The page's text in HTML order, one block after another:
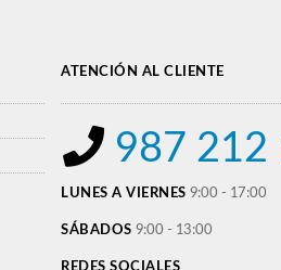
ATENCIÓN AL CLIENTE
987 212
LUNES A VIERNES 9:00 - 17:00
SÁBADOS 9:00 - 13:00
REDES SOCIALES